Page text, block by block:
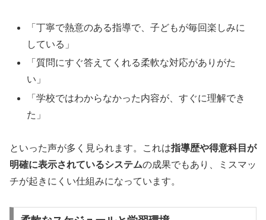
「丁寧で熱意のある指導で、子どもが毎回楽しみに
している」
「質問にすぐ答えてくれる柔軟な対応がありがた
い」
「学校ではわからなかった内容が、すぐに理解でき
た」
といった声が多く見られます。これは指導歴や得意科目が
明確に表示されているシステムの成果でもあり、ミスマッ
チが起きにくい仕組みになっています。